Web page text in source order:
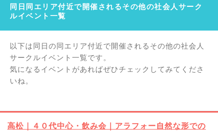
同日同エリア付近で開催されるその他の社会人サーク
ルイベント一覧
以下は同日の同エリア付近で開催されるその他の社会人
サークルイベント一覧です。
気になるイベントがあればぜひチェックしてみてくださ
いね。
高松｜４０代中心・飲み会｜アラフォー自然な形での